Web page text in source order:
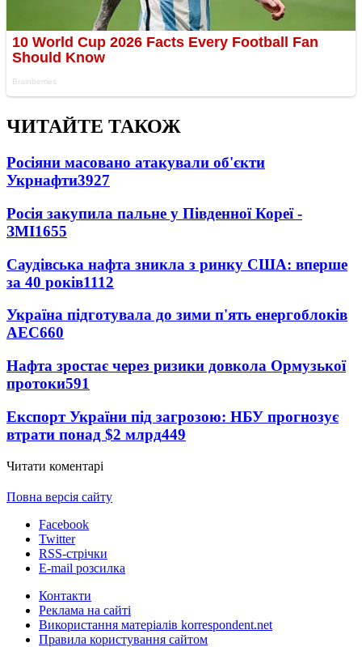
ЧИТАЙТЕ ТАКОЖ
Росіяни масовано атакували об'єкти
Укрнафти3927
Росія закупила пальне у Південної Кореї -
ЗМІ1655
Саудівська нафта зникла з ринку США: вперше
за 40 років1112
Україна підготувала до зими п'ять енергоблоків
АЕС660
Нафта зростає через ризики довкола Ормузької
протоки591
Експорт України під загрозою: НБУ прогнозує
втрати понад $2 млрд449
Читати коментарі
Повна версія сайту
Facebook
Twitter
RSS-стрічки
E-mail розсилка
Контакти
Реклама на сайті
Використання матеріалів korrespondent.net
Правила користування сайтом